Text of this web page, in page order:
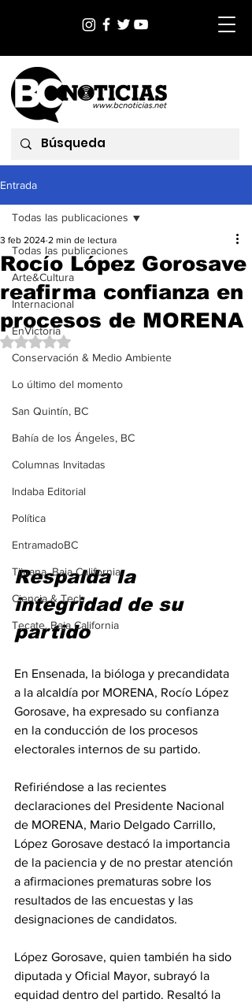
Entrada
Todas las publicaciones
Arte&Cultura
Internacional
EnVictoria
Conservación & Medio Ambiente
Lo último del momento
San Quintín, BC
Bahía de los Ángeles, BC
Columnas Invitadas
Indaba Editorial
Política
EntramadoBC
Tijuana, Baja California
Ciencia & Tech
Tecate, Baja California
Todas las publicaciones
Rocío López Gorosave
reafirma confianza en
procesos de MORENA
3 feb 2024 2 min de lectura
Obtuvo NaN de 5 estrellas.
Respalda la
integridad de su
partido
En Ensenada, la bióloga y precandidata
a la alcaldía por MORENA, Rocío López
Gorosave, ha expresado su confianza
en la conducción de los procesos
electorales internos de su partido.
Refiriéndose a las recientes
declaraciones del Presidente Nacional
de MORENA, Mario Delgado Carrillo,
López Gorosave destacó la importancia
de la paciencia y de no prestar atención
a afirmaciones prematuras sobre los
resultados de las encuestas y las
designaciones de candidatos.
López Gorosave, quien también ha sido
diputada y Oficial Mayor, subrayó la
equidad dentro del partido. Resaltó la